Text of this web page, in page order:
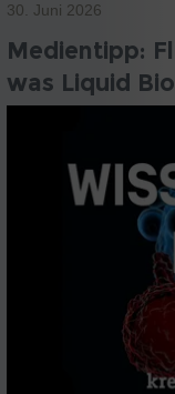
30. Juni 2026
Medientipp:
was Liquid